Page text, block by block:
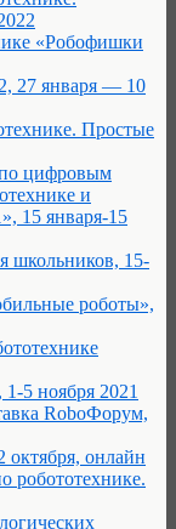
«Робофишки
27 января — 10
Простые
цифровым
и
15 января-15
школьников, 15-
роботы»,
5 ноября 2021
RoboФорум,
октября, онлайн
робототехнике.